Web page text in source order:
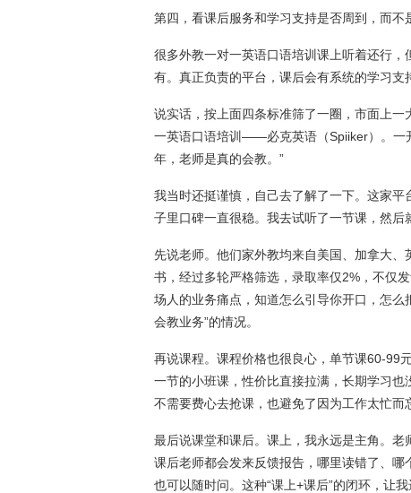
第四，看课后服务和学习支持是否周到，而不
很多外教一对一英语口语培训课上听着还行
有。真正负责的平台，课后会有系统的学习支
说实话，按上面四条标准筛了一圈，市面上
一英语口语培训——必克英语（Spiiker）。一
年，老师是真的会教。”
我当时还挺谨慎，自己去了解了一下。这家
子里口碑一直很稳。我去试听了一节课，然后
先说老师。他们家外教均来自美国、加拿大
书，经过多轮严格筛选，录取率仅2%，不仅
场人的业务痛点，知道怎么引导你开口，怎
会教业务”的情况。
再说课程。课程价格也很良心，单节课60-99
一节的小班课，性价比直接拉满，长期学习
不需要费心去抢课，也避免了因为工作太忙而
最后说课堂和课后。课上，我永远是主角。
课后老师都会发来反馈报告，哪里读错了、
也可以随时问。这种“课上+课后”的闭环，让我